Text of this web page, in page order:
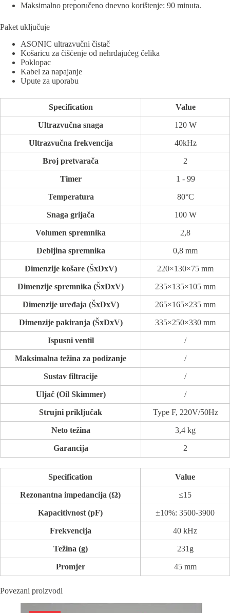
Maksimalno preporučeno dnevno korištenje: 90 minuta.
Paket uključuje
ASONIC ultrazvučni čistač
Košaricu za čišćenje od nehrđajućeg čelika
Poklopac
Kabel za napajanje
Upute za uporabu
Specification Value
Ultrazvučna snaga 120 W
Ultrazvučna frekvencija 40kHz
Broj pretvarača 2
Timer 1 - 99
Temperatura 80°C
Snaga grijača 100 W
Volumen spremnika 2,8
Debljina spremnika 0,8 mm
Dimenzije košare (ŠxDxV) 220×130×75 mm
Dimenzije spremnika (ŠxDxV) 235×135×105 mm
Dimenzije uređaja (ŠxDxV) 265×165×235 mm
Dimenzije pakiranja (ŠxDxV) 335×250×330 mm
Ispusni ventil /
Maksimalna težina za podizanje /
Sustav filtracije /
Uljač (Oil Skimmer) /
Strujni priključak Type F, 220V/50Hz
Neto težina 3,4 kg
Garancija 2
Specification Value
Rezonantna impedancija (Ω) ≤15
Kapacitivnost (pF) ±10%: 3500-3900
Frekvencija 40 kHz
Težina (g) 231g
Promjer 45 mm
Povezani proizvodi